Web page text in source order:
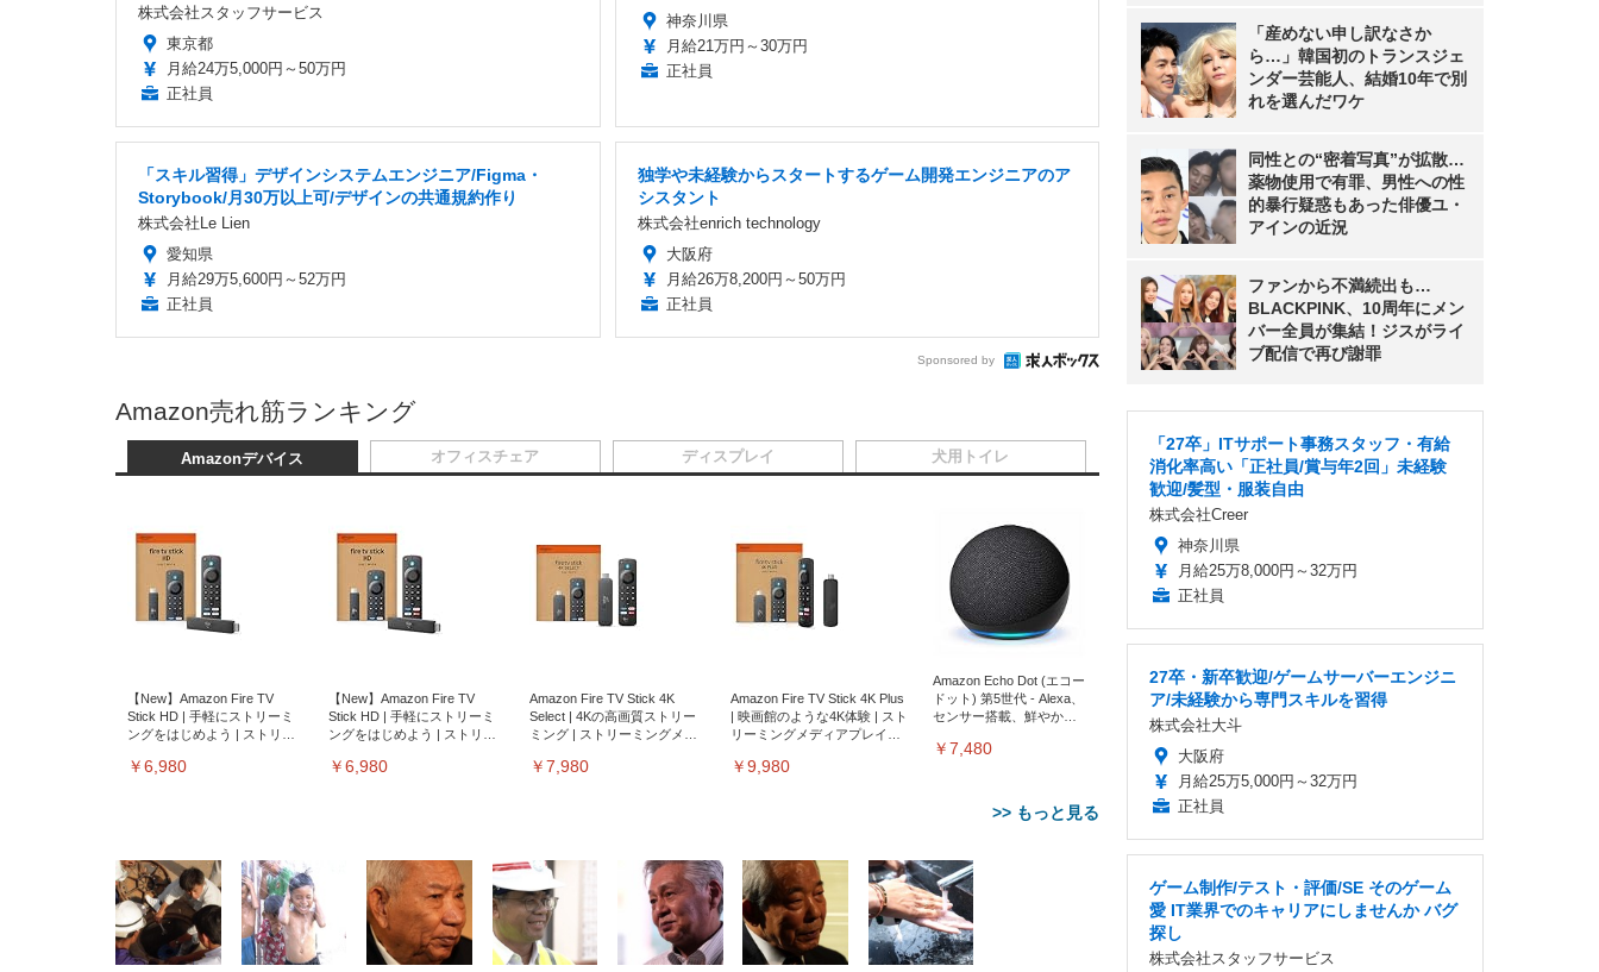
株式会社スタッフサービス
東京都
月給24万5,000円～50万円
正社員
神奈川県
月給21万円～30万円
正社員
「スキル習得」デザインシステムエンジニア/Figma・
Storybook/月30万以上可/デザインの共通規約作り
株式会社Le Lien
愛知県
月給29万5,600円～52万円
正社員
独学や未経験からスタートするゲーム開発エンジニアのア
シスタント
株式会社enrich technology
大阪府
月給26万8,200円～50万円
正社員
Sponsored by
Amazon売れ筋ランキング
Amazonデバイス
【New】Amazon Fire TV
Stick HD | 手軽にストリーミ
ングをはじめよう | ストリー
￥6,980
【New】Amazon Fire TV
Stick HD | 手軽にストリーミ
ングをはじめよう | ストリー
￥6,980
Amazon Fire TV Stick 4K
Select | 4Kの高画質ストリー
ミング | ストリーミングメデ
￥7,980
Amazon Fire TV Stick 4K Plus
| 映画館のような4K体験 | スト
リーミングメディアプレイヤ
￥9,980
Amazon Echo Dot (エコー
ドット) 第5世代 - Alexa、
センサー搭載、鮮やかな
￥7,480
>> もっと見る
オフィスチェア ディスプレイ 犬用トイレ
「産めない申し訳なさか
ら…」韓国初のトランスジェ
ンダー芸能人、結婚10年で別
れを選んだワケ
同性との“密着写真”が拡散…
薬物使用で有罪、男性への性
的暴行疑惑もあった俳優ユ・
アインの近況
ファンから不満続出も…
BLACKPINK、10周年にメン
バー全員が集結！ジスがライ
ブ配信で再び謝罪
「27卒」ITサポート事務スタッフ・有給
消化率高い「正社員/賞与年2回」未経験
歓迎/髪型・服装自由
株式会社Creer
神奈川県
月給25万8,000円～32万円
正社員
27卒・新卒歓迎/ゲームサーバーエンジニ
ア/未経験から専門スキルを習得
株式会社大斗
大阪府
月給25万5,000円～32万円
正社員
ゲーム制作/テスト・評価/SE そのゲーム
愛 IT業界でのキャリアにしませんか バグ
探し
株式会社スタッフサービス